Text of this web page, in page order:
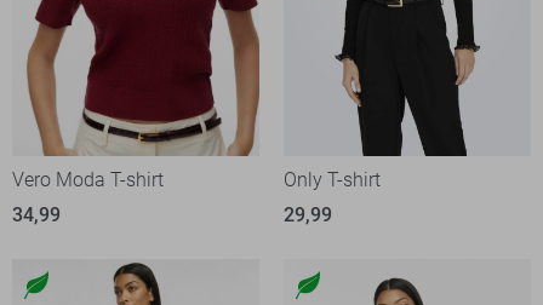
Vero Moda T-shirt
34,99
Only T-shirt
29,99